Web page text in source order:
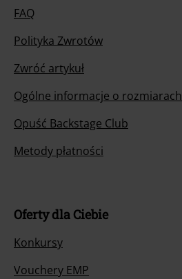
FAQ
Polityka Zwrotów
Zwróć artykuł
Ogólne informacje o rozmiarach
Opuść Backstage Club
Metody płatności
Oferty dla Ciebie
Konkursy
Vouchery EMP